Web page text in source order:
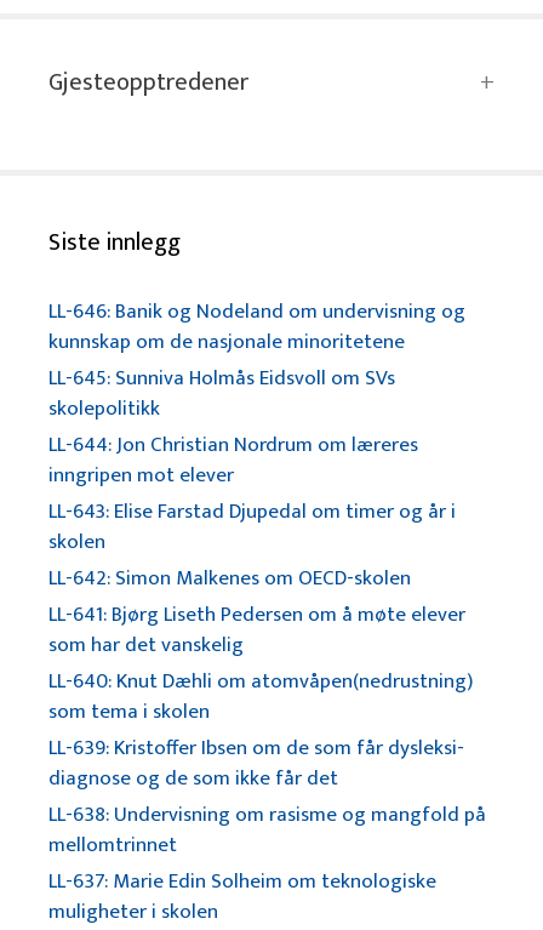
Gjesteopptredener
Siste innlegg
LL-646: Banik og Nodeland om undervisning og
kunnskap om de nasjonale minoritetene
LL-645: Sunniva Holmås Eidsvoll om SVs
skolepolitikk
LL-644: Jon Christian Nordrum om læreres
inngripen mot elever
LL-643: Elise Farstad Djupedal om timer og år i
skolen
LL-642: Simon Malkenes om OECD-skolen
LL-641: Bjørg Liseth Pedersen om å møte elever
som har det vanskelig
LL-640: Knut Dæhli om atomvåpen(nedrustning)
som tema i skolen
LL-639: Kristoffer Ibsen om de som får dysleksi-
diagnose og de som ikke får det
LL-638: Undervisning om rasisme og mangfold på
mellomtrinnet
LL-637: Marie Edin Solheim om teknologiske
muligheter i skolen